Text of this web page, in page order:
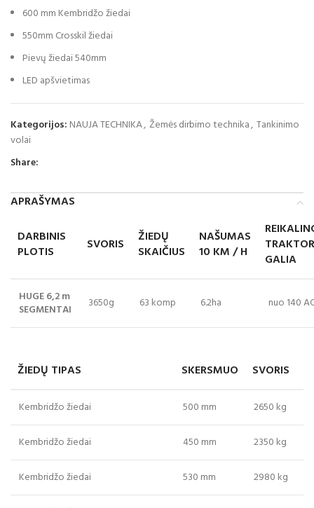
600 mm Kembridžo žiedai
550mm Crosskil žiedai
Pievų žiedai 540mm
LED apšvietimas
Kategorijos: NAUJA TECHNIKA, Žemės dirbimo technika, Tankinimo
volai
Share:
APRAŠYMAS
DARBINIS
PLOTIS
SVORIS
ŽIEDŲ
SKAIČIUS
NAŠUMAS
10 KM / H
GALIA
HUGE 6,2 m
SEGMENTAI
3650g 63 komp 6.2ha nuo 140
ŽIEDŲ TIPAS SKERSMUO SVORIS
Kembridžo žiedai 500 mm 2650 kg
Kembridžo žiedai 450 mm 2350 kg
Kembridžo žiedai 530 mm 2980 kg